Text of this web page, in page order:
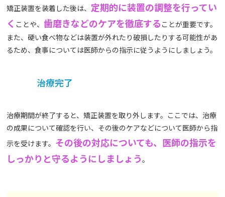
矯正装置を装着した後は、 定期的に装置の調整を行ってい
く ことや、歯磨きなどのケアを徹底する ことが重要です。
また、硬い食べ物などは装置が外れたり破損したりする可能性があ
るため、食事については医師からの指示に従うようにしましょう。
治療完了
治療期間が終了すると、矯正装置を取り外します。ここでは、治療
の成果について確認を行い、その後のケアなどについて医師から指
示を受けます。 その後の対応についても、医師の指示を
しっかりと守るようにしましょう。